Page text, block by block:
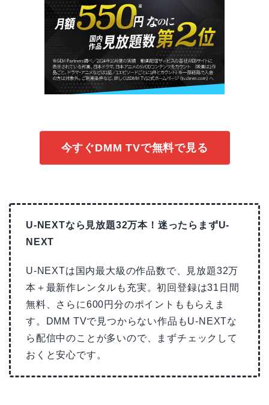
今すぐDMM TVで無料で見る
U-NEXTなら見放題32万本！迷ったらまずU-
NEXT
U-NEXTは国内最大級の作品数で、見放題32万
本＋最新作レンタルも充実。初回登録は31日間
無料、さらに600円分のポイントももらえま
す。DMM TVで見つからない作品もU-NEXTな
ら配信中のことが多いので、まずチェックして
おくと安心です。